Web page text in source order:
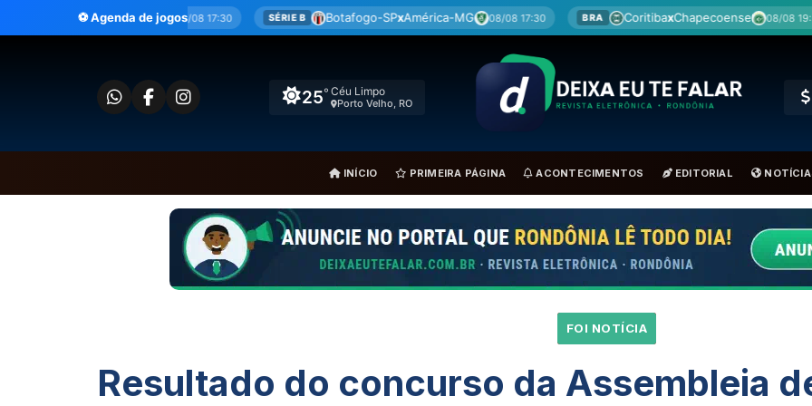
para
⚽ Agenda de jogos
SÉRIE B Botafogo-SPxAmérica-MG 08/08 17:30 BRA CoritibaxChapecoense 08/08 19:30 BRA Botafogox
24°Céu Limpo
Ariquemes, RO
INÍCIO PRIMEIRA PÁGINA ACONTECIMENTOS EDITORIAL
FOI NOTÍCIA
Resultado do concurso da Assembleia